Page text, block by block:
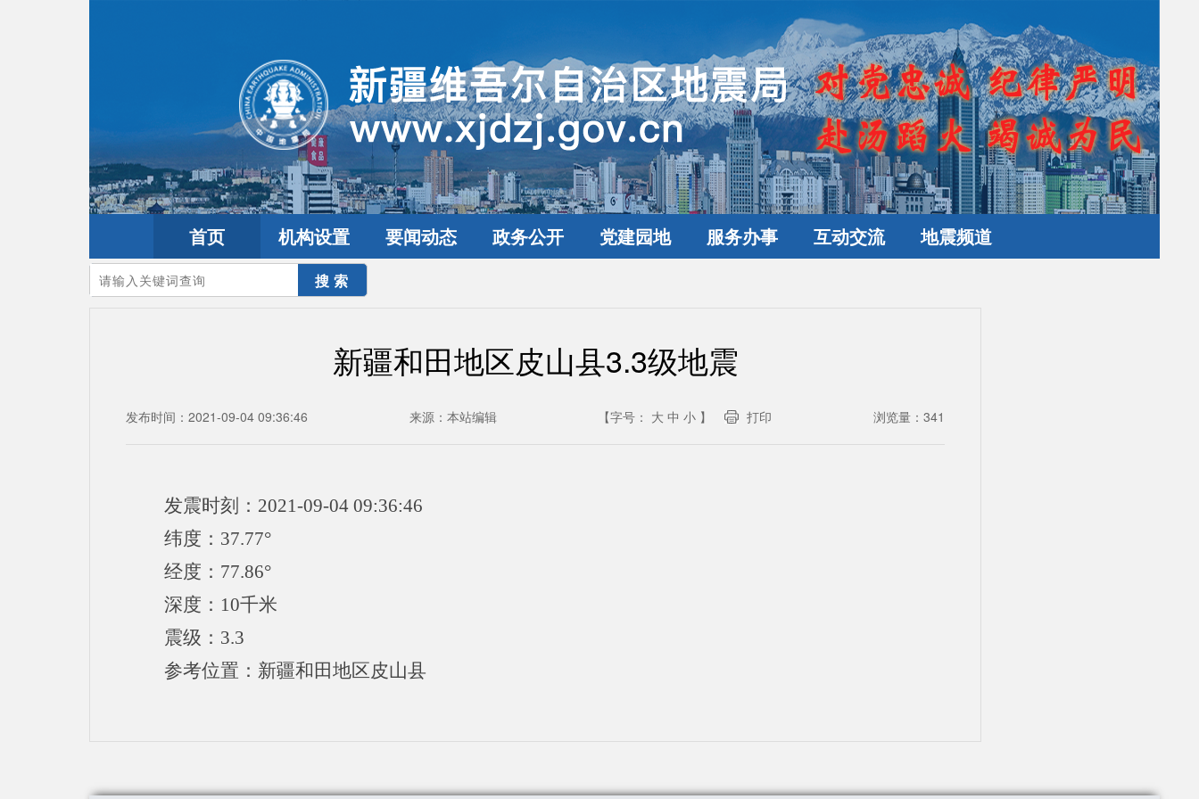
首页 机构设置 要闻动态 政务公开 党建园地 服务办事 互动交流 地震频道
您的当前位置：首页>地震频道 新疆震讯
新疆和田地区皮山县3.3级地震
发布时间：2021-09-04 09:36:46 来源： 本站编辑 【字号： 大 中 小 】 打印 浏览量： 341
发震时刻：2021-09-04 09:36:46
纬度：37.77°
经度：77.86°
深度：10千米
震级：3.3
参考位置：新疆和田地区皮山县